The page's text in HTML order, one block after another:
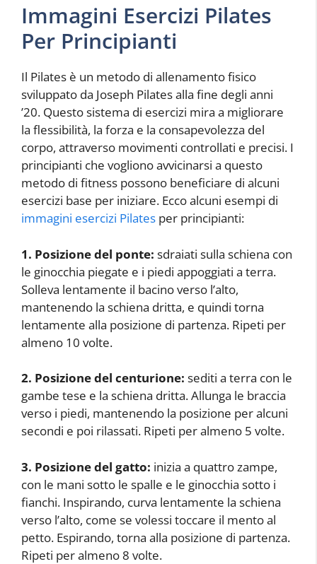
Immagini Esercizi Pilates
Per Principianti
Il Pilates è un metodo di allenamento fisico
sviluppato da Joseph Pilates alla fine degli anni
’20. Questo sistema di esercizi mira a migliorare
la flessibilità, la forza e la consapevolezza del
corpo, attraverso movimenti controllati e precisi. I
principianti che vogliono avvicinarsi a questo
metodo di fitness possono beneficiare di alcuni
esercizi base per iniziare. Ecco alcuni esempi di
immagini esercizi Pilates per principianti:
1. Posizione del ponte: sdraiati sulla schiena con
le ginocchia piegate e i piedi appoggiati a terra.
Solleva lentamente il bacino verso l’alto,
mantenendo la schiena dritta, e quindi torna
lentamente alla posizione di partenza. Ripeti per
almeno 10 volte.
2. Posizione del centurione: sediti a terra con le
gambe tese e la schiena dritta. Allunga le braccia
verso i piedi, mantenendo la posizione per alcuni
secondi e poi rilassati. Ripeti per almeno 5 volte.
3. Posizione del gatto: inizia a quattro zampe,
con le mani sotto le spalle e le ginocchia sotto i
fianchi. Inspirando, curva lentamente la schiena
verso l’alto, come se volessi toccare il mento al
petto. Espirando, torna alla posizione di partenza.
Ripeti per almeno 8 volte.